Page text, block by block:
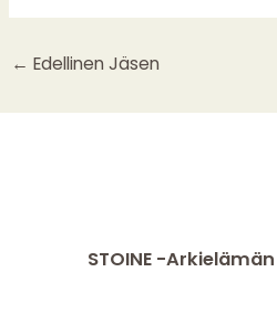
← Edellinen Jäsen
STOINE -